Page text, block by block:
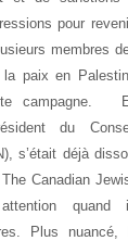
pour
membres
paix en
campagne.
du
s’était déjà
Canadian
quand
Plus